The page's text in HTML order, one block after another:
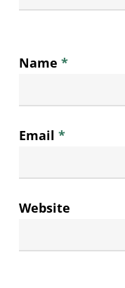
Name *
Email *
Website